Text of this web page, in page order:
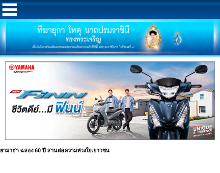
ยามาฮ่า ฉลอง 60 ปี สานต่อความห่วงใยเยาวชน